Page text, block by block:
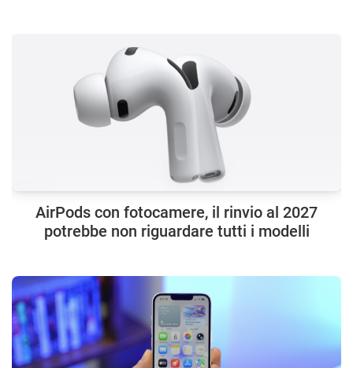
AirPods con fotocamere, il rinvio al 2027
potrebbe non riguardare tutti i modelli